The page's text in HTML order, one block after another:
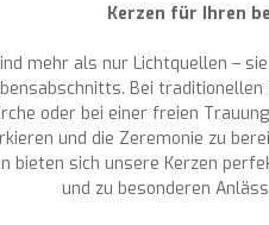
Kerzen für Ihren
mehr als nur Lichtquellen –
Bei
oder bei einer freien
und die Zeremonie zu
bieten sich unsere Kerzen
und zu besonderen